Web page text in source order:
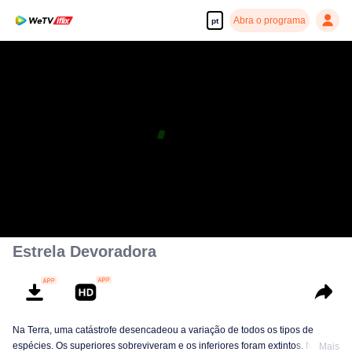
pt Abra o programa
Estrela Devoradora
Na Terra, uma catástrofe desencadeou a variação de todos os tipos de
espécies. Os superiores sobreviveram e os inferiores foram extintos. NestaMais